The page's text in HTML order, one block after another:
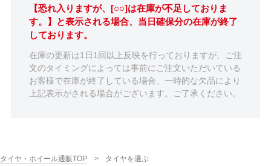
【恐れ入りますが、[○○]は在庫が不足しておりま
す。】と表示される場合、当日確保分の在庫が終了
しております。
在庫の更新は1日1回以上反映を行っておりますが、ご注
文のタイミングによっては事前にご注文いただいている
お客様で在庫が終了している場合、一時的な欠品により
上記表示がされる場合がございます。ご了承ください。
タイヤ・ホイール通販TOP タイヤを選ぶ